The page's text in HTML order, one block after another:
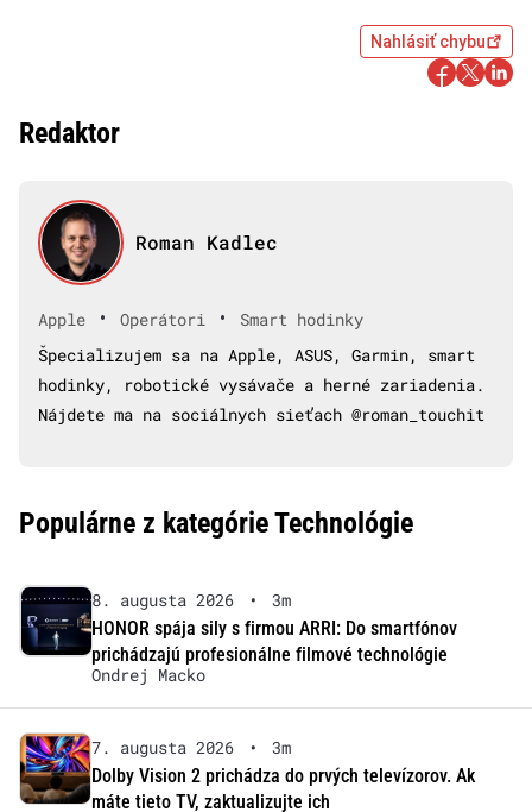
Nahlásiť chybu
Redaktor
Roman Kadlec
Apple • Operátori •
Smart hodinky
Špecializujem sa na Apple, ASUS, Garmin, smart
hodinky, robotické vysávače a herné zariadenia.
Nájdete ma na sociálnych sieťach @roman_touchit
Populárne z kategórie Technológie
8. augusta 2026 •
3m
HONOR spája sily s firmou ARRI: Do smartfónov
prichádzajú profesionálne filmové technológie
Ondrej Macko
7. augusta 2026 •
3m
Dolby Vision 2 prichádza do prvých televízorov. Ak
máte tieto TV, zaktualizujte ich